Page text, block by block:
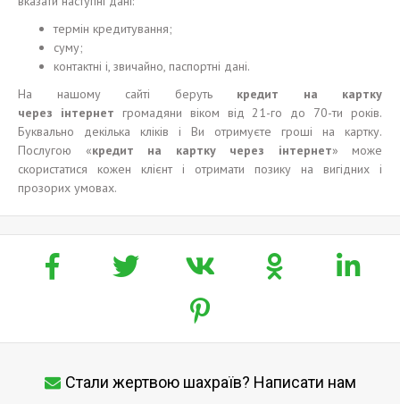
термін кредитування;
суму;
контактні і, звичайно, паспортні дані.
На нашому сайті беруть кредит на картку
через інтернет громадяни віком від 21-го до 70-ти років.
Буквально декілька кліків і Ви отримуєте гроші на картку.
Послугою «кредит на картку через інтернет» може
скористатися кожен клієнт і отримати позику на вигідних і
прозорих умовах.
Стали жертвою шахраїв? Написати нам